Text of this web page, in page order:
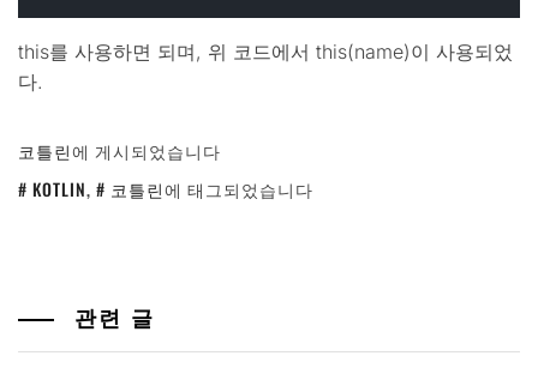
this를 사용하면 되며, 위 코드에서 this(name)이 사용되었
다.
코틀린에 게시되었습니다
KOTLIN, 코틀린에 태그되었습니다
관련 글